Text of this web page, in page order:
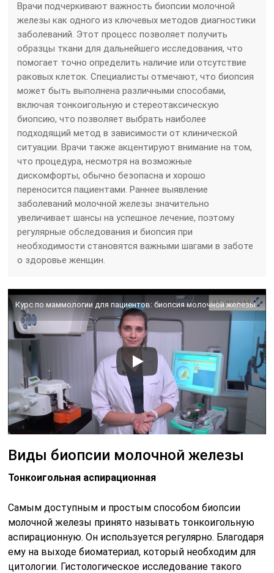
Врачи подчеркивают важность биопсии молочной
железы как одного из ключевых методов диагностики
заболеваний. Этот процесс позволяет получить
образцы ткани для дальнейшего исследования, что
помогает точно определить наличие или отсутствие
раковых клеток. Специалисты отмечают, что биопсия
может быть выполнена различными способами,
включая тонкоигольную и стереотаксическую
биопсию, что позволяет выбрать наиболее
подходящий метод в зависимости от клинической
ситуации. Врачи также акцентируют внимание на том,
что процедура, несмотря на возможные
дискомфорты, обычно безопасна и хорошо
переносится пациентами. Раннее выявление
заболеваний молочной железы значительно
увеличивает шансы на успешное лечение, поэтому
регулярные обследования и биопсия при
необходимости становятся важными шагами в заботе
о здоровье женщин.
Курс по маммологии для пациентов: биопсия молочной железы
Виды биопсии молочной железы
Тонкоигольная аспирационная
Самым доступным и простым способом биопсии
молочной железы принято называть тонкоигольную
аспирационную. Он используется регулярно. Благодаря
ему на выходе биоматериал, который необходим для
цитологии. Гистологическое исследование такого